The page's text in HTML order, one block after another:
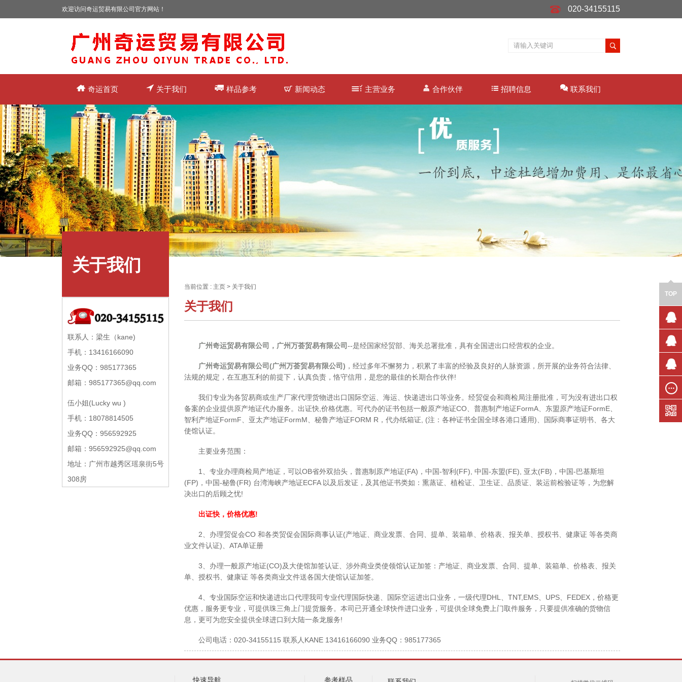
欢迎访问奇运贸易有限公司官方网站！ 020-34155115
奇运首页 关于我们 样品参考 新闻动态 主营业务 合作伙伴 招聘信息 联系我们
关于我们
联系人：梁生（kane)
手机：13416166090
业务QQ：985177365
邮箱：985177365@qq.com
伍小姐(Lucky wu )
手机：18078814505
业务QQ：956592925
邮箱：956592925@qq.com
地址：广州市越秀区瑶泉街5号
308房
当前位置 : 主页 > 关于我们
关于我们
广州奇运贸易有限公司，广州万荟贸易有限公司--是经国家经贸部、海关总署批准，具有全国进出口经营权的企业。
广州奇运贸易有限公司(广州万荟贸易有限公司) ，经过多年不懈努力，积累了丰富的经验及良好的人脉资源，所开展的业务符合法律、
法规的规定，在互惠互利的前提下，认真负责，恪守信用，是您的最佳的长期合作伙伴!
我们专业为各贸易商或生产厂家代理货物进出口国际空运、海运、快递进出口等业务。经贸促会和商检局注册批准，可为没有进出口权
备案的企业提供原产地证代办服务。出证快,价格优惠。可代办的证书包括一般原产地证CO、普惠制产地证FormA、东盟原产地证FormE、
智利产地证FormF、亚太产地证FormM、秘鲁产地证FORM R，代办纸箱证, (注：各种证书全国全球各港口通用)、国际商事证明书、各大
使馆认证。
主要业务范围：
1、专业办理商检局产地证，可以OB省外双抬头，普惠制原产地证(FA)，中国-智利(FF), 中国-东盟(FE), 亚太(FB)，中国-巴基斯坦
(FP)，中国-秘鲁(FR) 台湾海峡产地证ECFA 以及后发证，及其他证书类如：熏蒸证、植检证、卫生证、品质证、装运前检验证等，为您解
决出口的后顾之忧!
出证快，价格优惠!
2、办理贸促会CO 和各类贸促会国际商事认证(产地证、商业发票、合同、提单、装箱单、价格表、报关单、授权书、健康证 等各类商
业文件认证)、ATA单证册
3、办理一般原产地证(CO)及大使馆加签认证、涉外商业类使领馆认证加签：产地证、商业发票、合同、提单、装箱单、价格表、报关
单、授权书、健康证 等各类商业文件送各国大使馆认证加签。
4、专业国际空运和快递进出口代理我司专业代理国际快递、国际空运进出口业务，一级代理DHL、TNT,EMS、UPS、FEDEX，价格更
优惠，服务更专业，可提供珠三角上门提货服务。本司已开通全球快件进口业务，可提供全球免费上门取件服务，只要提供准确的货物信
息，更可为您安全提供全球进口到大陆一条龙服务!
公司电话：020-34155115 联系人KANE 13416166090 业务QQ：985177365
快速导航 参考样品
TOP
售前咨
售前咨
在线留